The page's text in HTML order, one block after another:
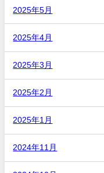
2025年5月
2025年4月
2025年3月
2025年2月
2025年1月
2024年11月